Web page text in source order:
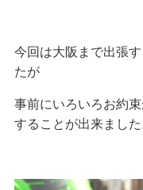
今回は大阪まで出張
たが
事前にいろいろお約
することが出来ました